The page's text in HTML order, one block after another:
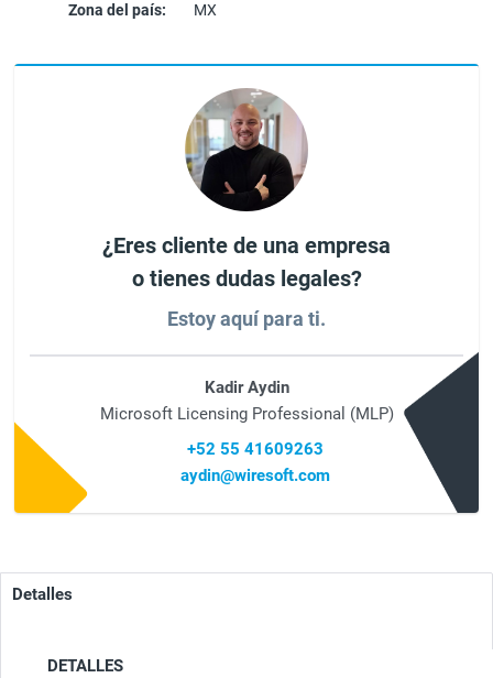
Zona del país:
MX
¿Eres cliente de una empresa
o tienes dudas legales?
Estoy aquí para ti.
Kadir Aydin
Microsoft Licensing Professional (MLP)
+52 55 41609263
aydin@wiresoft.com
Detalles
DETALLES